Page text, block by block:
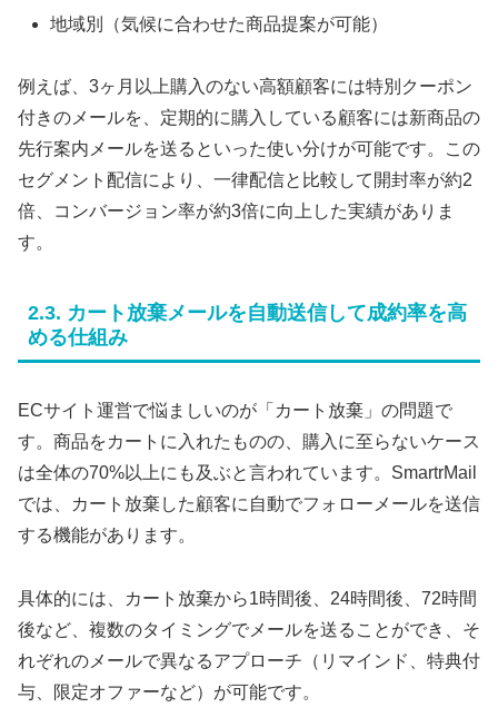
地域別（気候に合わせた商品提案が可能）
例えば、3ヶ月以上購入のない高額顧客には特別クーポン
付きのメールを、定期的に購入している顧客には新商品の
先行案内メールを送るといった使い分けが可能です。この
セグメント配信により、一律配信と比較して開封率が約2
倍、コンバージョン率が約3倍に向上した実績がありま
す。
2.3. カート放棄メールを自動送信して成約率を高
める仕組み
ECサイト運営で悩ましいのが「カート放棄」の問題で
す。商品をカートに入れたものの、購入に至らないケース
は全体の70%以上にも及ぶと言われています。SmartrMail
では、カート放棄した顧客に自動でフォローメールを送信
する機能があります。
具体的には、カート放棄から1時間後、24時間後、72時間
後など、複数のタイミングでメールを送ることができ、そ
れぞれのメールで異なるアプローチ（リマインド、特典付
与、限定オファーなど）が可能です。